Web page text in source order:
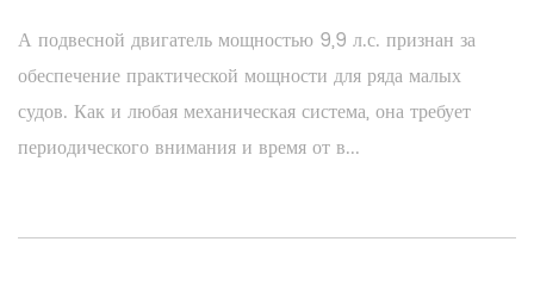
А подвесной двигатель мощностью 9,9 л.с. признан за
обеспечение практической мощности для ряда малых
судов. Как и любая механическая система, она требует
периодического внимания и время от в...